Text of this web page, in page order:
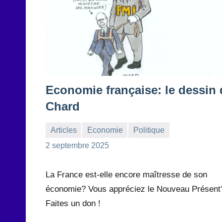
Economie française: le dessin
Chard
Articles Economie
Politique
2 septembre 2025
la
Aucun
La France est-elle encore maîtresse de son
économie? Vous appréciez le Nouveau
Faites un don !